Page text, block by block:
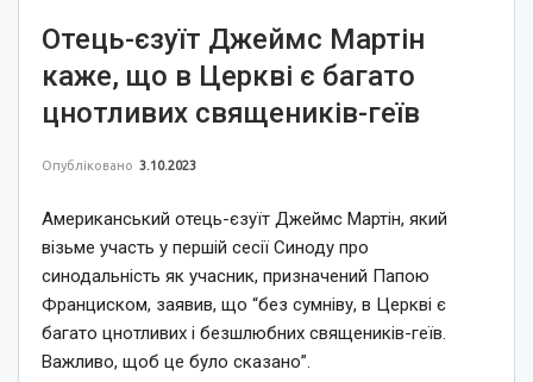
Отець-єзуїт Джеймс Мартін
каже, що в Церкві є багато
цнотливих священиків-геїв
Опубліковано 3.10.2023
Американський отець-єзуїт Джеймс Мартін, який
візьме участь у першій сесії Синоду про
синодальність як учасник, призначений Папою
Франциском, заявив, що “без сумніву, в Церкві є
багато цнотливих і безшлюбних священиків-геїв.
Важливо, щоб це було сказано”.